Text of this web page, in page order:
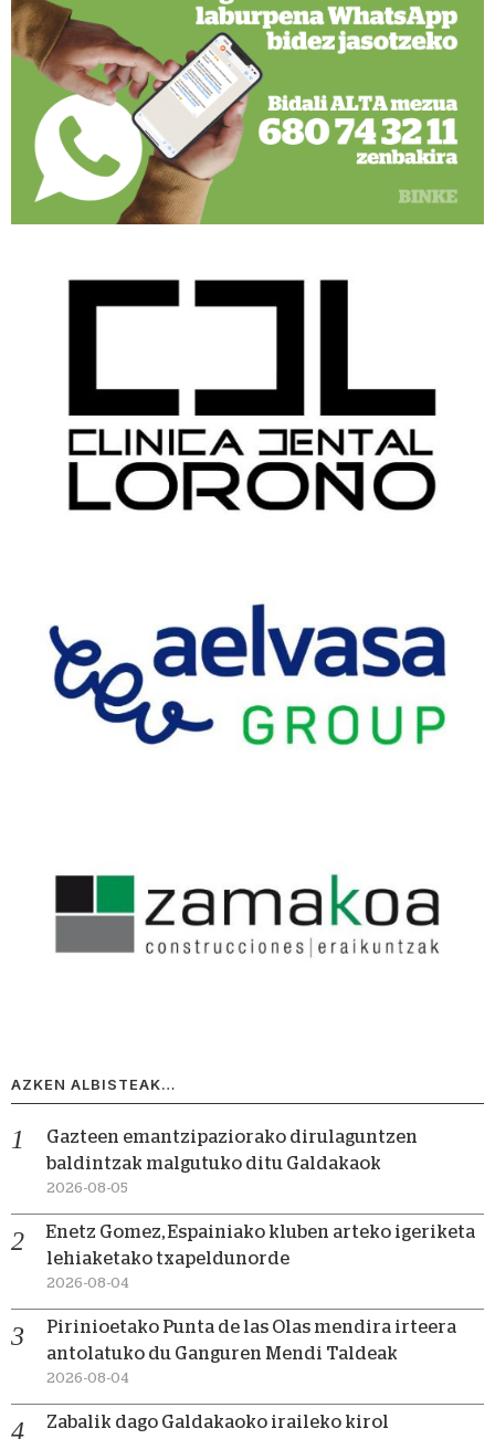
AZKEN ALBISTEAK…
Gazteen emantzipaziorako dirulaguntzen
baldintzak malgutuko ditu Galdakaok
2026-08-05
Enetz Gomez, Espainiako kluben arteko igeriketa
lehiaketako txapeldunorde
2026-08-04
Pirinioetako Punta de las Olas mendira irteera
antolatuko du Ganguren Mendi Taldeak
2026-08-04
Zabalik dago Galdakaoko iraileko kirol